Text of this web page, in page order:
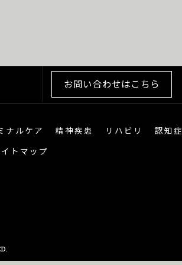
お問い合わせはこちら
ナルケア 精神疾患 リハビリ
認知症
トマップ